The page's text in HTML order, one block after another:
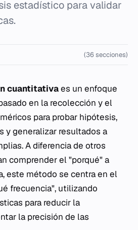
estadístico para validar
(36 secciones)
cuantitativaes un enfoque
en la recolección y el
para probar hipótesis,
y generalizar resultados a
A diferencia de otros
comprender el "porqué" a
este método se centra en el
frecuencia", utilizando
para reducir la
la precisión de las